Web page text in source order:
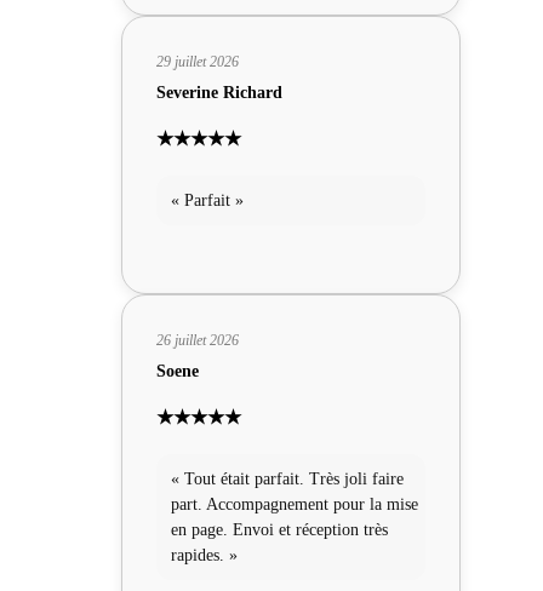
29 juillet 2026
Severine Richard
★★★★★
« Parfait »
26 juillet 2026
Soene
★★★★★
« Tout était parfait. Très joli faire
part. Accompagnement pour la mise
en page. Envoi et réception très
rapides. »